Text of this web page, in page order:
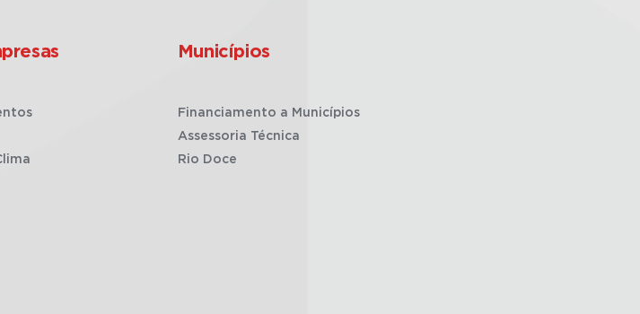
Municípios
Financiamento a Municípios
Assessoria Técnica
Rio Doce